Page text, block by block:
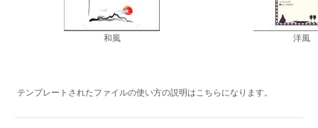
和風 洋風
テンプレートされたファイルの使い方の説明はこちらになります。